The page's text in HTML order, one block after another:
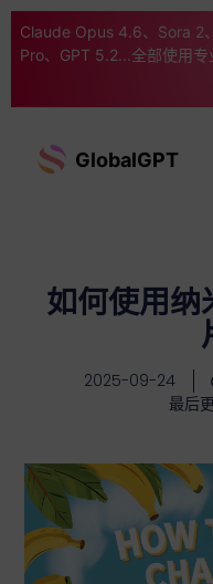
Claude Opus 4.6、Sora 2
Pro、GPT 5.2...全部使用
GlobalGPT
如何使用纳
2025-09-24
最后